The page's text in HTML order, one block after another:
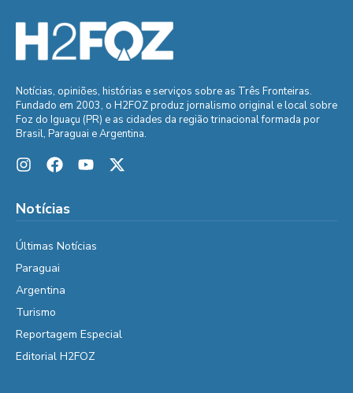
Notícias, opiniões, histórias e serviços sobre as Três Fronteiras.
Fundado em 2003, o H2FOZ produz jornalismo original e local sobre
Foz do Iguaçu (PR) e as cidades da região trinacional formada por
Brasil, Paraguai e Argentina.
Notícias
Últimas Notícias
Paraguai
Argentina
Turismo
Reportagem Especial
Editorial H2FOZ